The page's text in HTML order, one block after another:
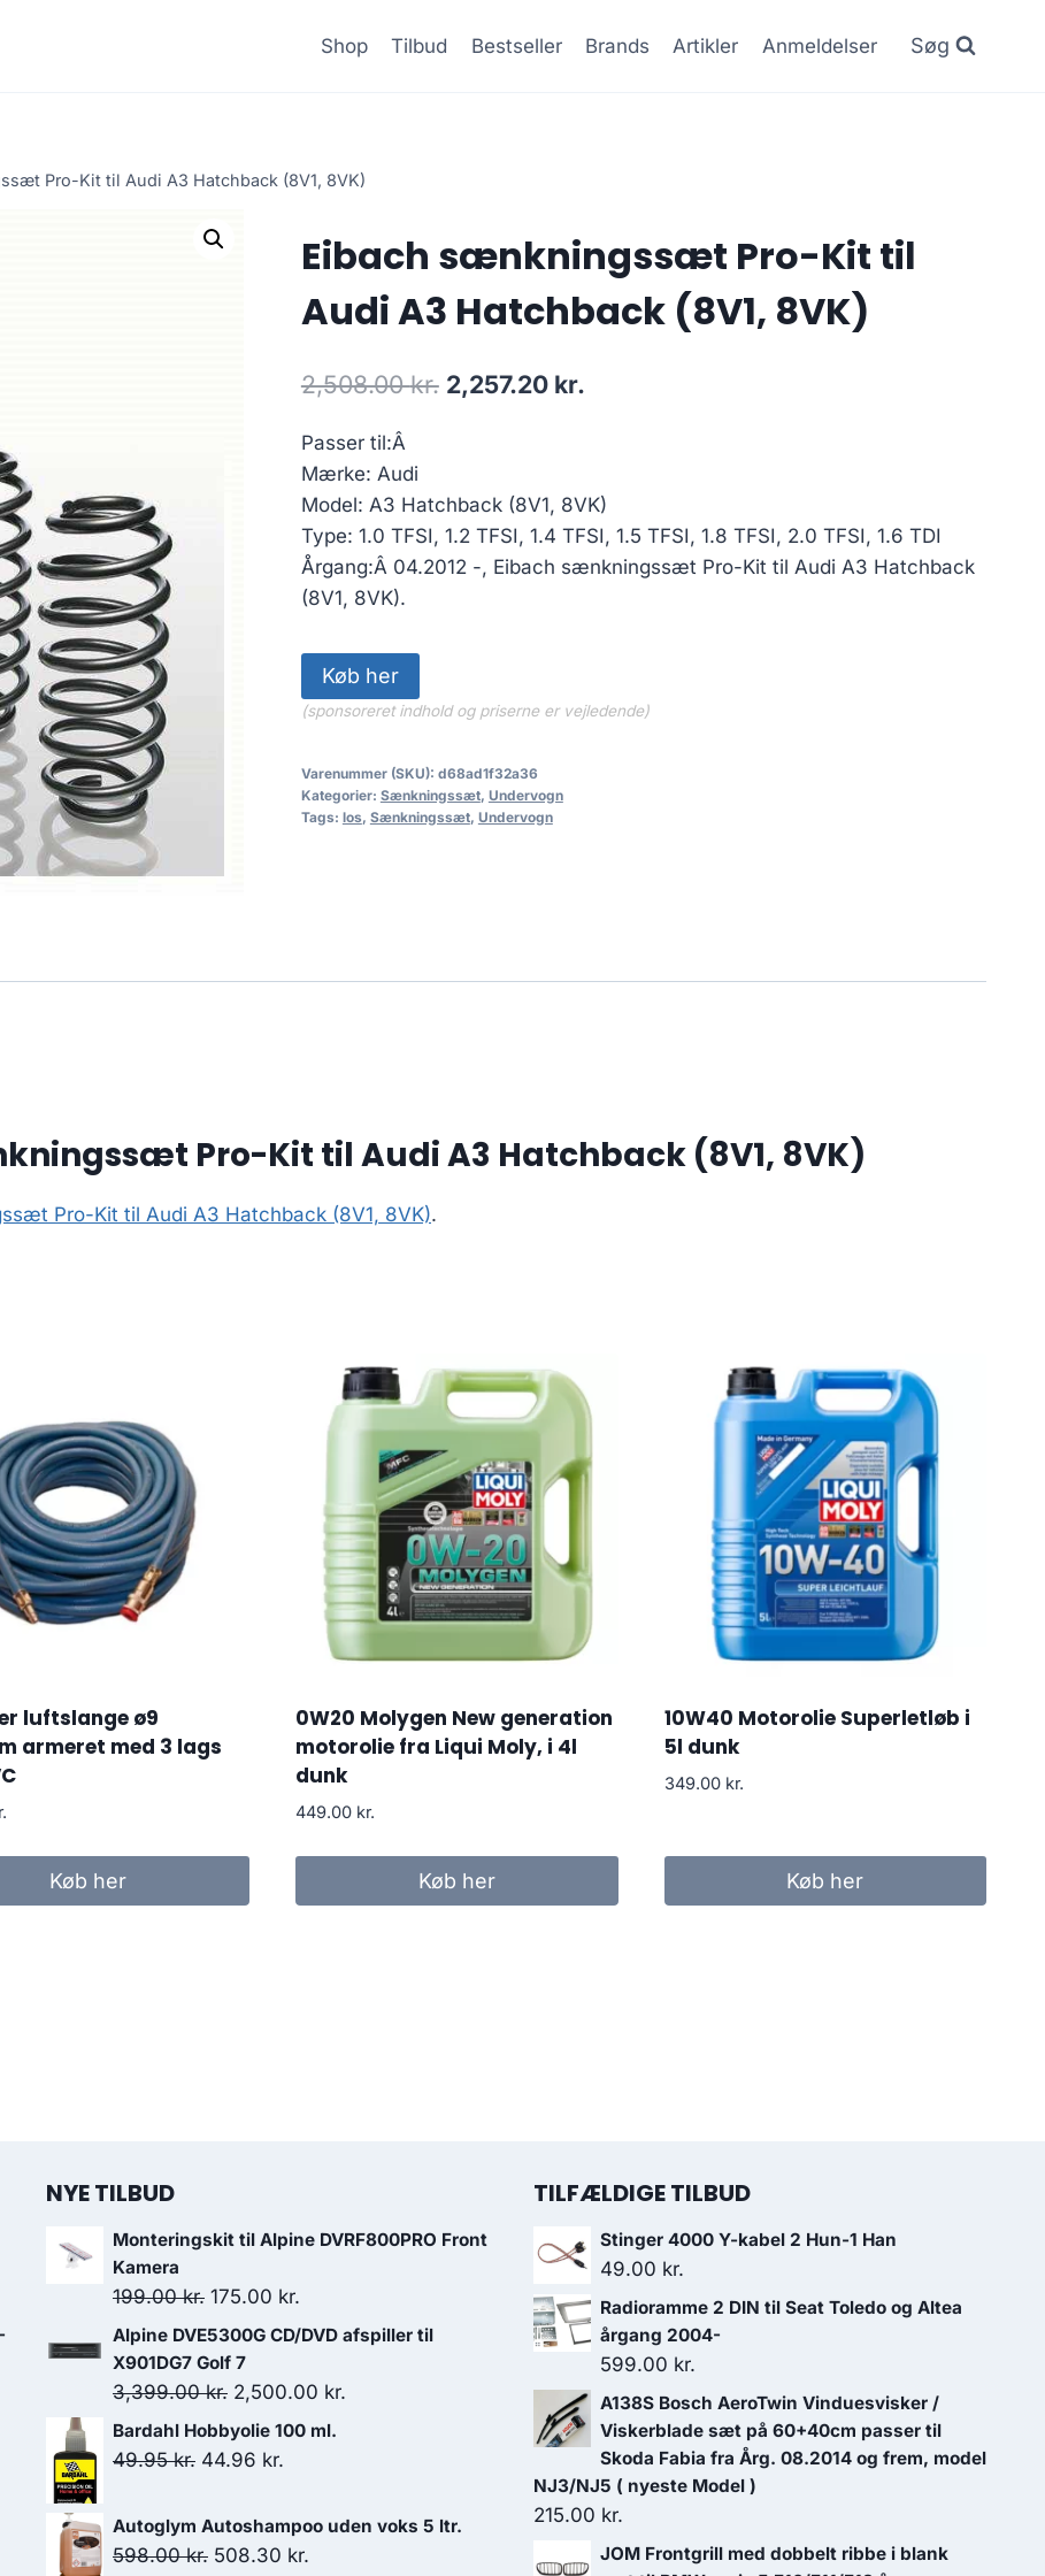
Shop Tilbud Bestseller Brands Artikler Anmeldelser Søg
Pro-Kit til Audi A3 Hatchback (8V1, 8VK)
Eibach sænkningssæt Pro-Kit til
Audi A3 Hatchback (8V1, 8VK)
2,508.00kr. Den
var:
2,508.00 kr..
2,257.20 kr.
er:
2,257.20 kr..
Passer til:Â
Mærke: Audi
Model: A3 Hatchback (8V1, 8VK)
Type: 1.0 TFSI, 1.2 TFSI, 1.4 TFSI, 1.5 TFSI, 1.8 TFSI, 2.0 TFSI, 1.6 TDI
Årgang:Â 04.2012 -, Eibach sænkningssæt Pro-Kit til Audi A3 Hatchback
(8V1, 8VK).
Køb her
(sponsoreret indhold og priserne er vejledende)
Varenummer (SKU): d68ad1f32a36
Kategorier: Sænkningssæt, Undervogn
Tags: los, Sænkningssæt, Undervogn
Pro-Kit til Audi A3 Hatchback (8V1, 8VK)
Pro-Kit til Audi A3 Hatchback (8V1, 8VK).
luftslange ø9
armeret med 3 lags
Køb her
0W20 Molygen New generation
motorolie fra Liqui Moly, i 4l
dunk
449.00 kr.
Køb her
10W40 Motorolie Superletløb i
5l dunk
349.00 kr.
Køb her
NYE TILBUD
Monteringskit til Alpine DVRF800PRO Front
Kamera
199.00kr. Den
oprindelige
pris
var:
199.00 kr..
175.00 kr.
aktuelle
er:
175.00 kr..
Alpine DVE5300G CD/DVD afspiller til
X901DG7 Golf 7
3,399.00kr. Den
oprindelige
pris
3,399.00 kr..
2,500.00 kr.
2,500.00 kr..
Bardahl Hobbyolie 100 ml.
49.95kr. Den
pris
var:
44.96 kr.
pris
er:
Autoglym Autoshampoo uden voks 5 ltr.
598.00kr. Den
508.30 kr.
TILFÆLDIGE TILBUD
Stinger 4000 Y-kabel 2 Hun-1 Han
49.00 kr.
Radioramme 2 DIN til Seat Toledo og Altea
årgang 2004-
599.00 kr.
A138S Bosch AeroTwin Vinduesvisker /
Viskerblade sæt på 60+40cm passer til
Skoda Fabia fra Årg. 08.2014 og frem, model
NJ3/NJ5 ( nyeste Model )
215.00 kr.
JOM Frontgrill med dobbelt ribbe i blank